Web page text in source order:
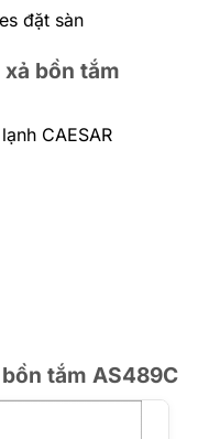
đặt sàn
bồn tắm
CAESAR
tắm AS489C